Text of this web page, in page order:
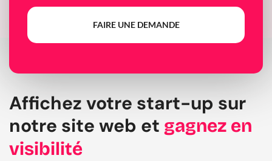
FAIRE UNE DEMANDE
Affichez votre start-up sur
notre site web et gagnez en
visibilité